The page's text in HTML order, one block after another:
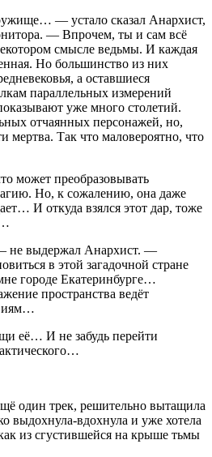
— устало сказал Анархист,
— Впрочем, ты и сам всё
смысле ведьмы. И каждая
Но большинство из них
а оставшиеся
параллельных измерений
уже много столетий.
отчаянных персонажей, но,
мертва. Так что маловероятно, что
может преобразовывать
Но, к сожалению, она даже
И откуда взялся этот дар, тоже
выдержал Анархист. —
в этой загадочной стране
городе Екатеринбурге…
пространства ведёт
её… И не забудь перейти
один трек, решительно вытащила
выдохнула-вдохнула и уже хотела
из сгустившейся на крыше тьмы